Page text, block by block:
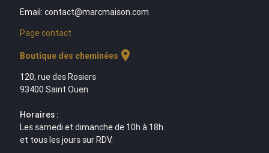
Email: contact@marcmaison.com
Page contact
Boutique des cheminées location_on
120, rue des Rosiers
93400 Saint Ouen
Horaires :
Les samedi et dimanche de 10h à 18h
et tous les jours sur RDV.